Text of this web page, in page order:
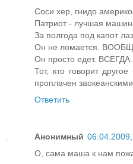
Соси хер, гнидо
Патриот - лучшая
За полгода под капот
Он не ломается.
Он просто едет. ВСЕГДА.
Тот, кто говорит
проплачен
Ответить
Анонимный
О, сама маша к нам